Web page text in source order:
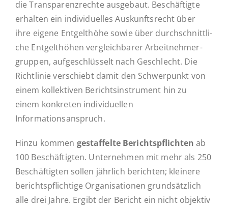
die Trans­pa­renz­rech­te aus­ge­baut. Be­schäf­tig­te
er­hal­ten ein in­di­vi­du­el­les Aus­kunfts­recht über
ihre eigene Ent­gelt­hö­he sowie über durch­schnitt­li­
che Ent­gelt­hö­hen ver­gleich­ba­rer Ar­beit­neh­mer­
grup­pen, auf­ge­schlüs­selt nach Ge­schlecht. Die
Richt­li­nie ver­schiebt damit den Schwer­punkt von
einem kol­lek­ti­ven Be­richts­in­stru­ment hin zu
einem kon­kre­ten in­di­vi­du­el­len
Informationsanspruch.
Hinzu kommen ge­staf­fel­te Be­richts­pflich­ten ab
100 Be­schäf­tig­ten. Un­ter­neh­men mit mehr als 250
Be­schäf­tig­ten sollen jähr­lich be­rich­ten; klei­ne­re
be­richts­pflich­ti­ge Or­ga­ni­sa­tio­nen grund­sätz­lich
alle drei Jahre. Ergibt der Bericht ein nicht ob­jek­tiv